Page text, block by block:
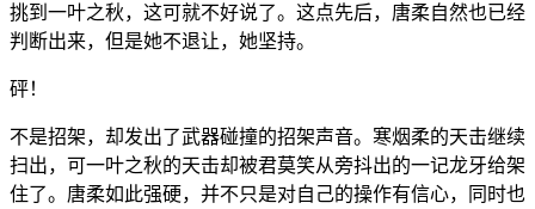
挑到一叶之秋，这可就不好说了。这点先后，唐柔自然也已经
判断出来，但是她不退让，她坚持。
砰！
不是招架，却发出了武器碰撞的招架声音。寒烟柔的天击继续
扫出，可一叶之秋的天击却被君莫笑从旁抖出的一记龙牙给架
住了。唐柔如此强硬，并不只是对自己的操作有信心，同时也